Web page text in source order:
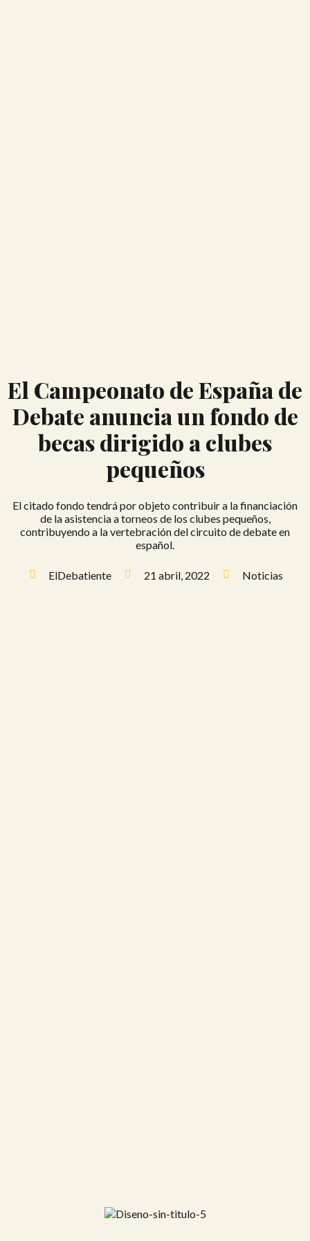
El Campeonato de España de
Debate anuncia un fondo de
becas dirigido a clubes
pequeños
El citado fondo tendrá por objeto contribuir a la financiación
de la asistencia a torneos de los clubes pequeños,
contribuyendo a la vertebración del circuito de debate en
español.
ElDebatiente 21 abril, 2022 Noticias